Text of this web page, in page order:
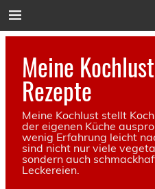
to
Meine
Rezepte
Meine Kochlust stellt
der eigenen Küche
wenig Erfahrung leicht
sind nicht nur viele
sondern auch
Leckereien.